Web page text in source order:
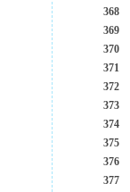
368
369
370
371
372
373
374
375
376
377